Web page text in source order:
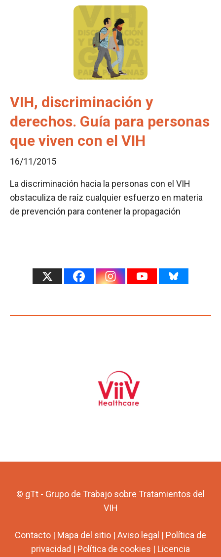
VIH, discriminación y
derechos. Guía para personas
que viven con el VIH
16/11/2015
La discriminación hacia la personas con el VIH
obstaculiza de raíz cualquier esfuerzo en materia
de prevención para contener la propagación
© gTt - Grupo de Trabajo sobre Tratamientos del
VIH
Contacto | Mapa del sitio | Aviso legal | Política de
privacidad | Política de cookies | Licencia